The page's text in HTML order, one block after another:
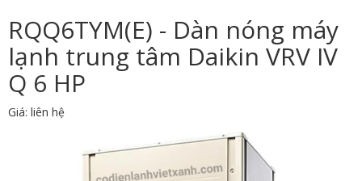
RQQ6TYM(E) - Dàn nóng máy
lạnh trung tâm Daikin VRV IV
Q 6 HP
Giá: liên hệ